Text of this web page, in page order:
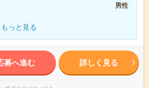
男性
もっと見る
募へ進む 詳しく見る